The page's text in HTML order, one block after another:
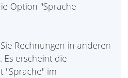
Option "Sprache
Rechnungen in anderen
Es erscheint die
"Sprache" im